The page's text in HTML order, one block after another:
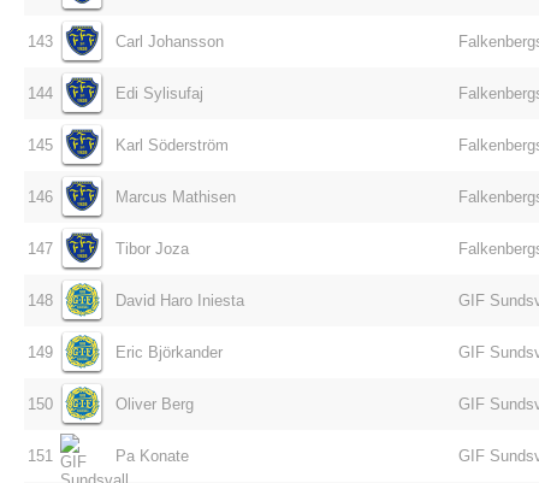
143 Carl Johansson
144 Edi Sylisufaj
145 Karl Söderström
146 Marcus Mathisen
147 Tibor Joza
148 David Haro Iniesta GIF
149 Eric Björkander GIF
150 Oliver Berg GIF
151 Pa Konate GIF